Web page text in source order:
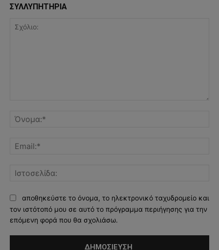
ΣΥΛΛΥΠΗΤΗΡΙΑ
αποθηκεύστε το όνομα, το ηλεκτρονικό ταχυδρομείο και
τον ιστότοπό μου σε αυτό το πρόγραμμα περιήγησης για την
επόμενη φορά που θα σχολιάσω.